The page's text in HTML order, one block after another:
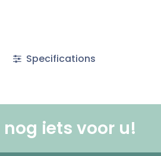
Specifications
iets voor u!